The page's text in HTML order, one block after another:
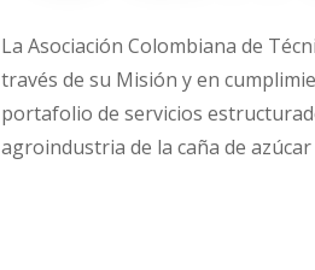
La Asociación Colombiana de
través de su Misión y en
portafolio de servicios
agroindustria de la caña de azúcar